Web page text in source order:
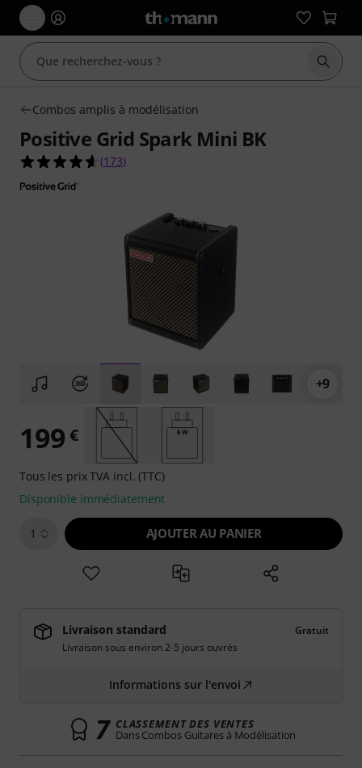
Combos amplis à modélisation
Positive Grid Spark Mini BK
4.6 étoiles sur 5 d'après 173 évaluations clients
(173)
+9
199 € 6 W
Tous les prix TVA incl. (TTC)
Disponible immédiatement
1 AJOUTER AU PANIER
Livraison standard
Gratuit
Livraison sous environ 2-5 jours ouvrés
Informations sur l'envoi
7 CLASSEMENT DES VENTES
Dans Combos Guitares à Modélisation